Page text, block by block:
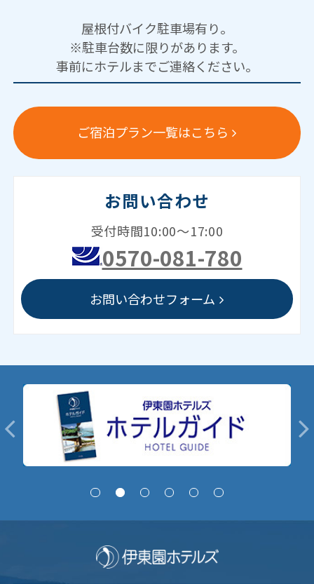
屋根付バイク駐車場有り。
※駐車台数に限りがあります。
事前にホテルまでご連絡ください。
ご宿泊プラン一覧はこちら
お問い合わせ
受付時間10:00～17:00
0570-081-780
お問い合わせフォーム